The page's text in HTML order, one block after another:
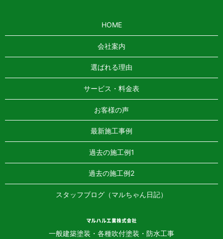
HOME
会社案内
選ばれる理由
サービス・料金表
お客様の声
最新施工事例
過去の施工例1
過去の施工例2
スタッフブログ（マルちゃん日記）
一般建築塗装・各種吹付塗装・防水工事